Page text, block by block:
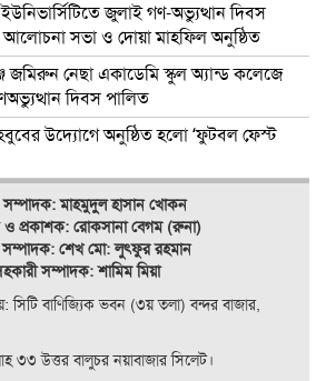
জুলাই গণ-অভ্যুত্থান দিবস
সভা ও দোয়া মাহফিল অনুষ্ঠিত
জমিরুন নেছা একাডেমি স্কুল অ্যান্ড কলেজে
দিবস পালিত
উদ্যোগে অনুষ্ঠিত হলো ‘ফুটবল ফেস্ট
সম্পাদক: মাহমুদুল হাসান খোকন
ও প্রকাশক: রোকসানা বেগম (রুনা)
সম্পাদক: শেখ মো: লুৎফুর রহমান
সম্পাদক: শামিম মিয়া
সিটি বাণিজ‍্যিক ভবন (৩য় তলা) বন্দর বাজার,
৩৩ উত্তর বালুচর নয়াবাজার সিলেট।